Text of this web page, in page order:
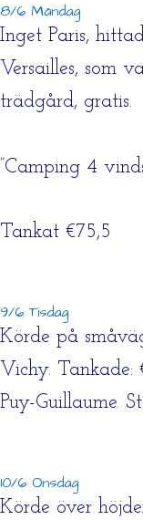
8/6 Måndag
Inget Paris,
Versailles, som
trädgård, gratis.
”Camping 4
Tankat €75,5
9/6 Tisdag
Körde på
Vichy.
Puy-Guillaume.
10/6 Onsdag
Körde över